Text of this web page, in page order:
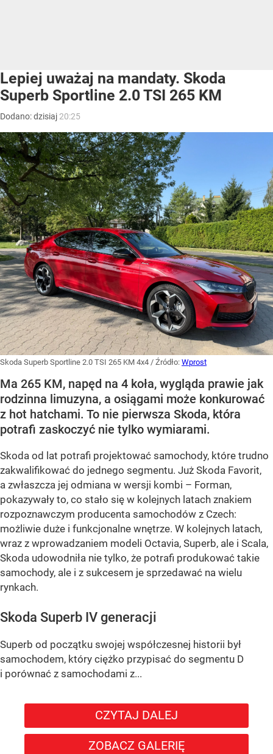
Lepiej uważaj na mandaty. Skoda
Superb Sportline 2.0 TSI 265 KM
Dodano:dzisiaj 20:25
Skoda Superb Sportline 2.0 TSI 265 KM 4x4 / Źródło: Wprost
Ma 265 KM, napęd na 4 koła, wygląda prawie jak
rodzinna limuzyna, a osiągami może konkurować
z hot hatchami. To nie pierwsza Skoda, która
potrafi zaskoczyć nie tylko wymiarami.
Skoda od lat potrafi projektować samochody, które trudno
zakwalifikować do jednego segmentu. Już Skoda Favorit,
a zwłaszcza jej odmiana w wersji kombi – Forman,
pokazywały to, co stało się w kolejnych latach znakiem
rozpoznawczym producenta samochodów z Czech:
możliwie duże i funkcjonalne wnętrze. W kolejnych latach,
wraz z wprowadzaniem modeli Octavia, Superb, ale i Scala,
Skoda udowodniła nie tylko, że potrafi produkować takie
samochody, ale i z sukcesem je sprzedawać na wielu
rynkach.
Skoda Superb IV generacji
Superb od początku swojej współczesnej historii był
samochodem, który ciężko przypisać do segmentu D
i porównać z samochodami z...
CZYTAJ DALEJ
ZOBACZ GALERIĘ